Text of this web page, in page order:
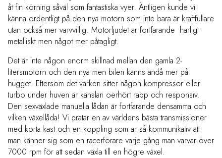
åt fin körning såväl som fantastiska vyer. Äntligen kunde vi
känna ordentligt på den nya motorn som inte bara är kraftfullare
utan också mer varvvillig. Motorljudet är fortfarande härligt
metalliskt men något mer påtagligt.
Det är inte någon enorm skillnad mellan den gamla 2-
litersmotorn och den nya men bilen känns ändå mer på
hugget. Eftersom det varken sitter någon kompressor eller
turbo under huven är känslan oerhört rapp och responsiv.
Den sexväxlade manuella lådan är fortfarande densamma och
vilken växellåda! Vi pratar en av världens bästa transmissioner
med korta kast och en koppling som är så kommunikativ att
man känner sig som en racerförare varje gång man varvar över
7000 rpm för att sedan växla till en högre växel.